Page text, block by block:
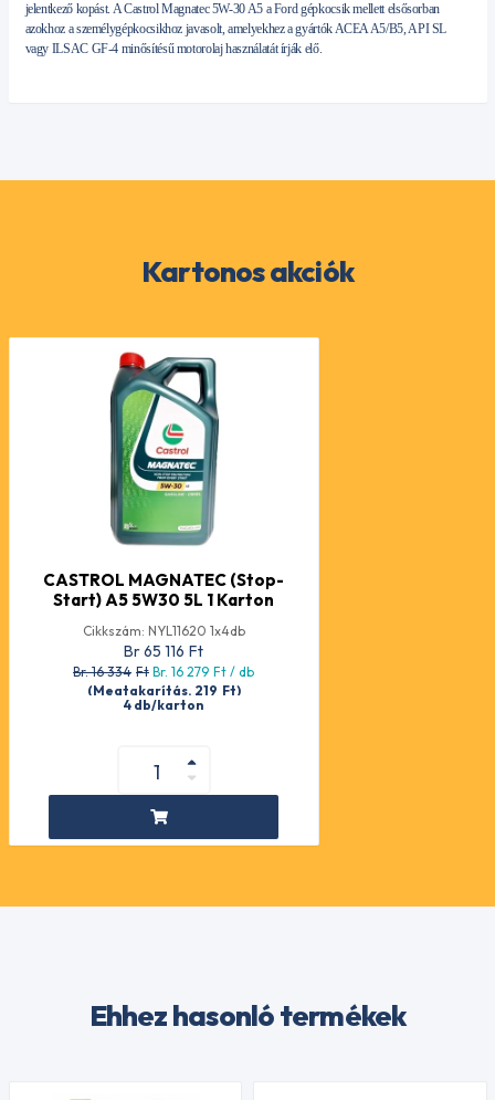
jelentkező kopást. A Castrol Magnatec 5W-30 A5 a Ford gépkocsik mellett elsősorban
azokhoz a személygépkocsikhoz javasolt, amelyekhez a gyártók ACEA A5/B5, API SL
vagy ILSAC GF-4 minősítésű motorolaj használatát írják elő.
Kartonos akciók
CASTROL MAGNATEC (Stop-
Start) A5 5W30 5L 1 Karton
Cikkszám: NYL11620 1x4db
Br 65 116 Ft
Br. 16 334 Ft Br. 16 279 Ft / db
(Megtakarítás. 219 Ft)
4 db/karton
Ehhez hasonló termékek